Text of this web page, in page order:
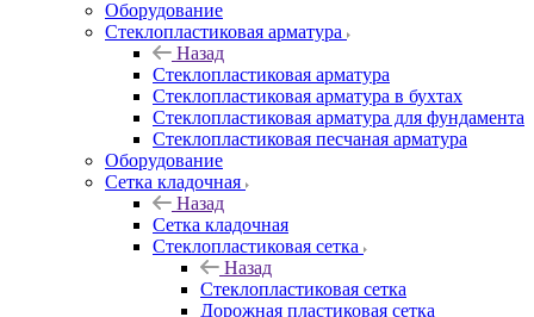
Оборудование
Cтеклопластиковая арматура
Назад
Cтеклопластиковая арматура
Стеклопластиковая арматура в бухтах
Стеклопластиковая арматура для фундамента
Стеклопластиковая песчаная арматура
Оборудование
Сетка кладочная
Назад
Сетка кладочная
Стеклопластиковая сетка
Назад
Стеклопластиковая сетка
Дорожная пластиковая сетка